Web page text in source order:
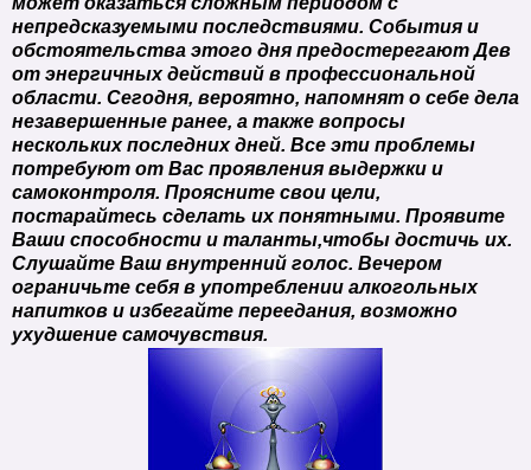
непредсказуемыми последствиями. События и
обстоятельства этого дня предостерегают Дев
от энергичных действий в профессиональной
области. Сегодня, вероятно, напомнят о себе дела
незавершенные ранее, а также вопросы
нескольких последних дней. Все эти проблемы
потребуют от Вас проявления выдержки и
самоконтроля. Проясните свои цели,
постарайтесь сделать их понятными. Проявите
Ваши способности и таланты,чтобы достичь их.
Слушайте Ваш внутренний голос. Вечером
ограничьте себя в употреблении алкогольных
напитков и избегайте переедания, возможно
ухудшение самочувствия.